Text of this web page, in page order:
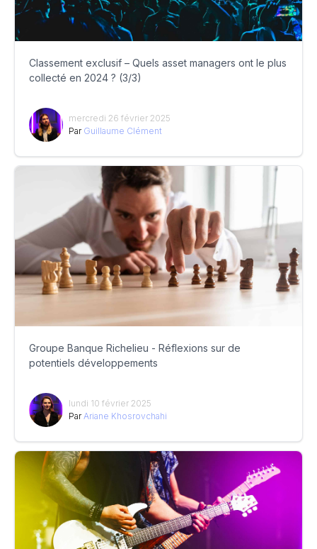
Classement exclusif – Quels asset managers ont le plus
collecté en 2024 ? (3/3)
mercredi 26 février 2025
Par Guillaume Clément
Groupe Banque Richelieu - Réflexions sur de
potentiels développements
lundi 10 février 2025
Par Ariane Khosrovchahi